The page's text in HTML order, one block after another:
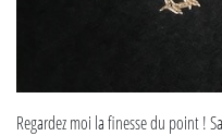
Regardez moi la finesse du point !